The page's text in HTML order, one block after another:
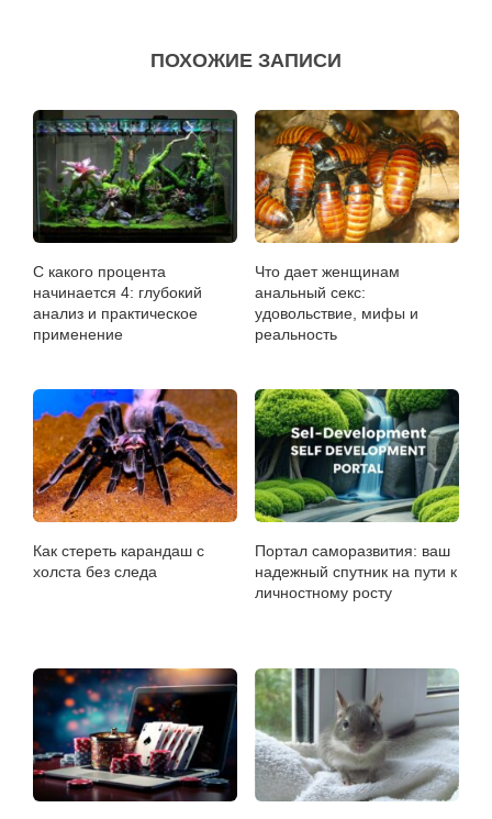
ПОХОЖИЕ ЗАПИСИ
С какого процента
начинается 4: глубокий
анализ и практическое
применение
Что дает женщинам
анальный секс:
удовольствие, мифы и
реальность
Как стереть карандаш с
холста без следа
Портал саморазвития: ваш
надежный спутник на пути к
личностному росту